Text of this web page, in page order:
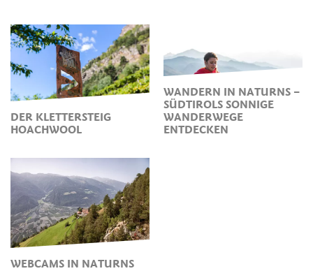
DER KLETTERSTEIG
HOACHWOOL
WANDERN IN NATURNS –
SÜDTIROLS SONNIGE
WANDERWEGE
ENTDECKEN
WEBCAMS IN NATURNS